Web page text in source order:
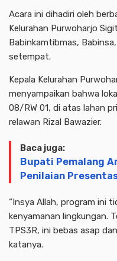
Acara ini dihadiri oleh
Kelurahan Purwoharjo
Babinkamtibmas,
setempat.
Kepala Kelurahan
menyampaikan bahwa
08/RW 01, di atas lahan
relawan Rizal Bawazier.
Baca juga:
Bupati Pemalang
Penilaian
“Insya Allah, program ini
kenyamanan lingkungan.
TPS3R, ini bebas asap
katanya.